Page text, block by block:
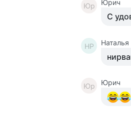
Юр Юрич
С
НР
Юр
Юрич